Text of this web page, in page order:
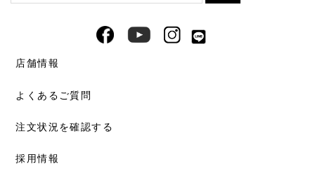
店舗情報
よくあるご質問
注文状況を確認する
採用情報